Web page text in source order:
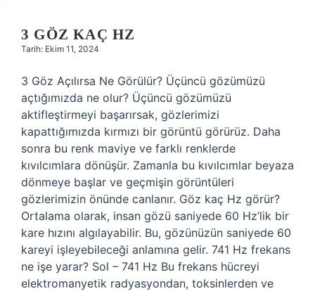
3 GÖZ KAÇ HZ
Tarih: Ekim 11, 2024
3 Göz Açılırsa Ne Görülür? Üçüncü gözümüzü
açtığımızda ne olur? Üçüncü gözümüzü
aktifleştirmeyi başarırsak, gözlerimizi
kapattığımızda kırmızı bir görüntü görürüz. Daha
sonra bu renk maviye ve farklı renklerde
kıvılcımlara dönüşür. Zamanla bu kıvılcımlar beyaza
dönmeye başlar ve geçmişin görüntüleri
gözlerimizin önünde canlanır. Göz kaç Hz görür?
Ortalama olarak, insan gözü saniyede 60 Hz’lik bir
kare hızını algılayabilir. Bu, gözünüzün saniyede 60
kareyi işleyebileceği anlamına gelir. 741 Hz frekans
ne işe yarar? Sol – 741 Hz Bu frekans hücreyi
elektromanyetik radyasyondan, toksinlerden ve